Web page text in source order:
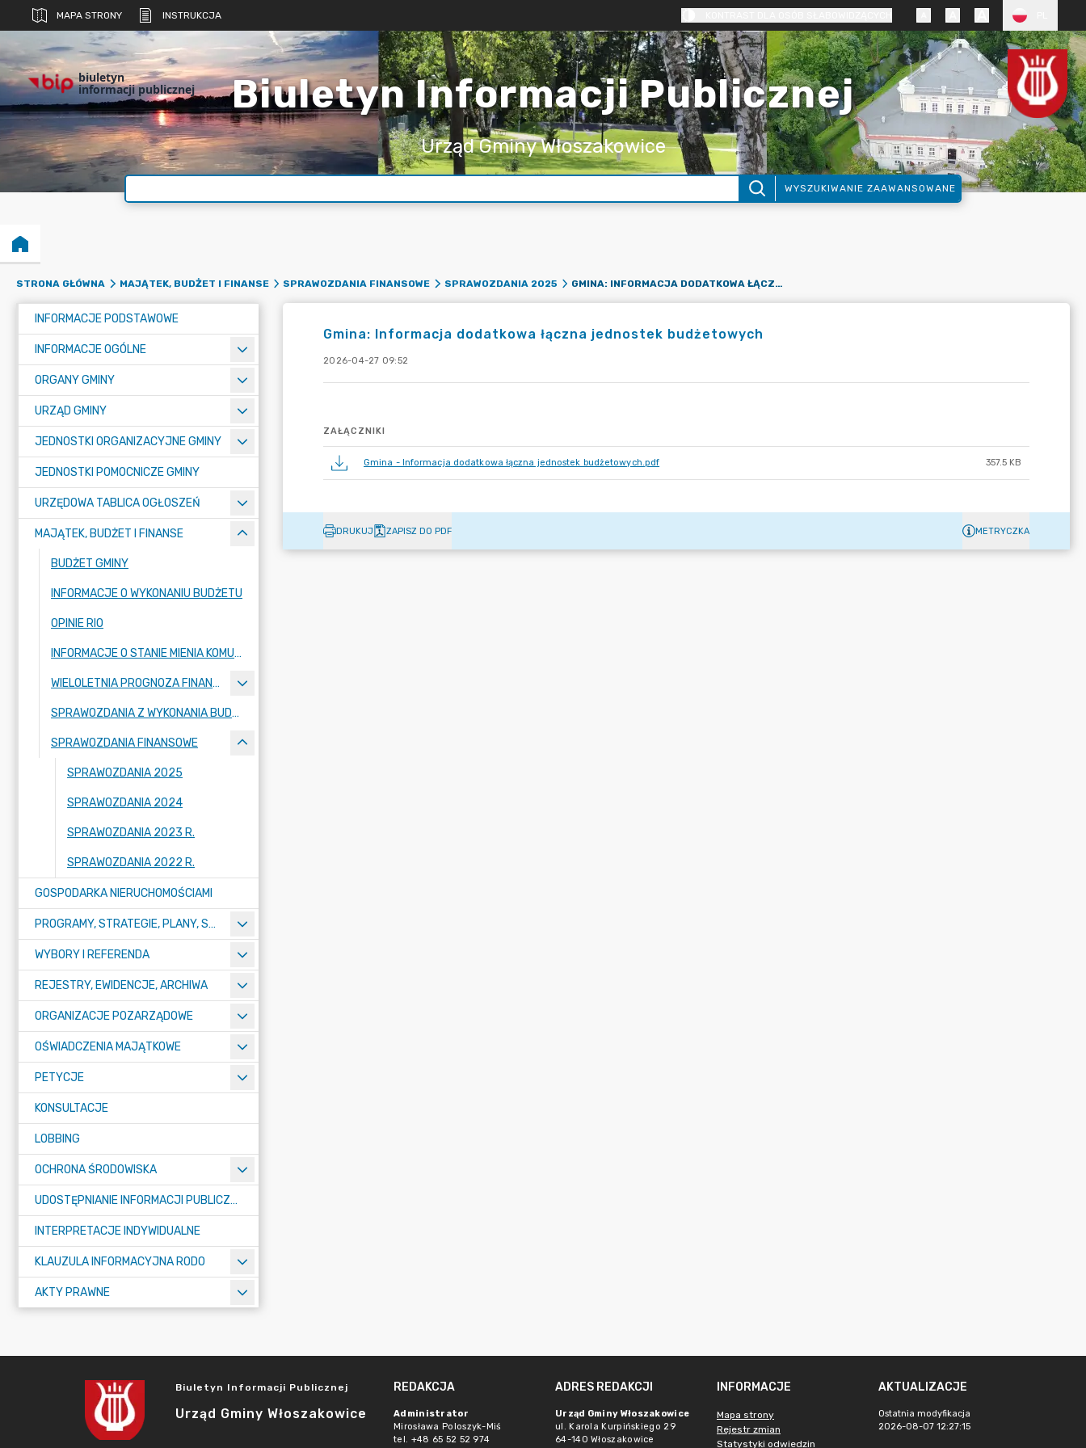
MAPA STRONY INSTRUKCJA
biuletyn
informacji publicznej Biuletyn Informacji Publicznej
Urząd Gminy Włoszakowice
WYSZUKIWANIE ZAAWANSOWANE
STRONA GŁÓWNA MAJĄTEK, BUDŻET I FINANSE SPRAWOZDANIA FINANSOWE SPRAWOZDANIA 2025 GMINA: INFORMACJA DODATKOWA ŁĄCZNA JEDNOSTEK BUDŻETOWYCH
INFORMACJE PODSTAWOWE
INFORMACJE OGÓLNE
ORGANY GMINY
URZĄD GMINY
JEDNOSTKI ORGANIZACYJNE GMINY
JEDNOSTKI POMOCNICZE GMINY
URZĘDOWA TABLICA OGŁOSZEŃ
MAJĄTEK, BUDŻET I FINANSE
BUDŻET GMINY
INFORMACJE O WYKONANIU BUDŻETU
OPINIE RIO
INFORMACJE O STANIE MIENIA KOMUNALNEGO
WIELOLETNIA PROGNOZA FINANSOWA
SPRAWOZDANIA Z WYKONANIA BUDŻETU
SPRAWOZDANIA FINANSOWE
SPRAWOZDANIA 2025
SPRAWOZDANIA 2024
SPRAWOZDANIA 2023 R.
SPRAWOZDANIA 2022 R.
GOSPODARKA NIERUCHOMOŚCIAMI
PROGRAMY, STRATEGIE, PLANY, SPRAWOZDANIA I OPRACOWANIA
WYBORY I REFERENDA
REJESTRY, EWIDENCJE, ARCHIWA
ORGANIZACJE POZARZĄDOWE
OŚWIADCZENIA MAJĄTKOWE
PETYCJE
KONSULTACJE
LOBBING
OCHRONA ŚRODOWISKA
UDOSTĘPNIANIE INFORMACJI PUBLICZNEJ
INTERPRETACJE INDYWIDUALNE
KLAUZULA INFORMACYJNA RODO
AKTY PRAWNE
Gmina: Informacja dodatkowa łączna jednostek budżetowych
2026-04-27 09:52
ZAŁĄCZNIKI
Gmina - Informacja dodatkowa łączna jednostek budżetowych.pdf 357.5 KB
DRUKUJ ZAPISZ DO PDF METRYCZKA
Biuletyn Informacji Publicznej
Urząd Gminy Włoszakowice
REDAKCJA
Administrator
Mirosława Poloszyk-Miś
tel. +48 65 52 52 974
ADRES REDAKCJI
Urząd Gminy Włoszakowice
ul. Karola Kurpińskiego 29
64-140 Włoszakowice
INFORMACJE
Mapa strony
Rejestr zmian
Statystyki odwiedzin
AKTUALIZACJE
Ostatnia modyfikacja
2026-08-07 12:27:15